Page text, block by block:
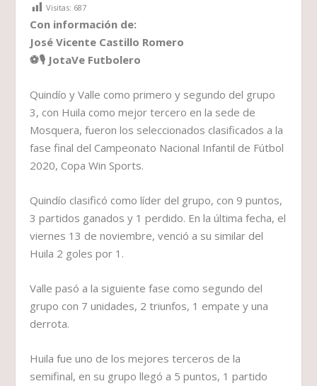
Visitas: 687
Con información de:
José Vicente Castillo Romero
⚽🎙 JotaVe Futbolero
Quindío y Valle como primero y segundo del grupo
3, con Huila como mejor tercero en la sede de
Mosquera, fueron los seleccionados clasificados a la
fase final del Campeonato Nacional Infantil de Fútbol
2020, Copa Win Sports.
Quindío clasificó como líder del grupo, con 9 puntos,
3 partidos ganados y 1 perdido. En la última fecha, el
viernes 13 de noviembre, venció a su similar del
Huila 2 goles por 1.
Valle pasó a la siguiente fase como segundo del
grupo con 7 unidades, 2 triunfos, 1 empate y una
derrota.
Huila fue uno de los mejores terceros de la
semifinal, en su grupo llegó a 5 puntos, 1 partido